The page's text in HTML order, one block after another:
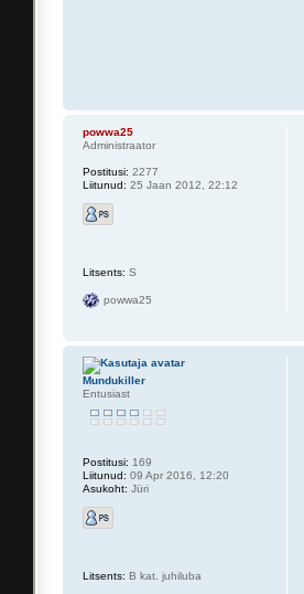
powwa25
Administraator
Postitusi: 2277
Liitunud: 25 Jaan 2012, 22:12
Litsents: S
powwa25
Mundukiller
Entusiast
Postitusi: 169
Liitunud: 09 Apr 2016, 12:20
Asukoht: Jüri
Litsents: B kat. juhiluba